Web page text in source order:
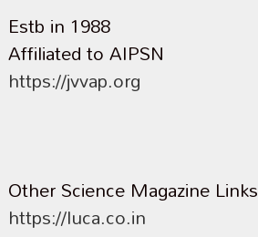
Estb in 1988
Affiliated to AIPSN
https://jvvap.org
Other Science Magazine Links
https://luca.co.in